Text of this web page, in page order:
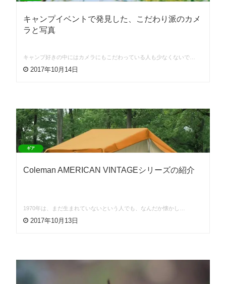
キャンプイベントで発見した、こだわり派のカメ
ラと写真
キャンプ好きの中にはカメラにもこだわっている人も少なくないで…
2017年10月14日
ギア
Coleman AMERICAN VINTAGEシリーズの紹介
1970年は、まだ生まれていないという人でも、なんだか懐かし…
2017年10月13日